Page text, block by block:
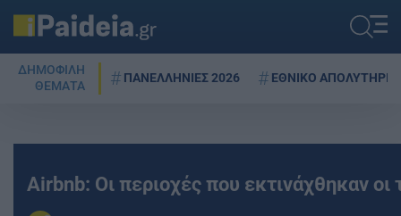
ΔΗΜΟΦΙΛΗ
ΘΕΜΑΤΑ
ΠΑΝΕΛΛΗΝΙΕΣ 2026 ΕΘΝΙΚΟ ΑΠΟΛΥΤΗΡΙΟ
Airbnb: Οι περιοχές που εκτινάχθηκαν οι